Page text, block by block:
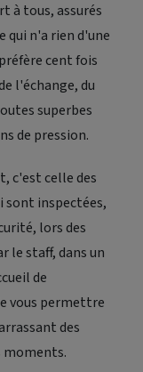
à tous, assurés
qui n'a rien d'une
cent fois
l'échange, du
superbes
de pression.
c'est celle des
sont inspectées,
lors des
le staff, dans un
de
vous permettre
des
moments.